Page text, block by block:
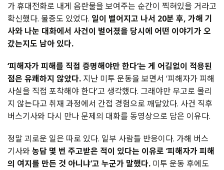
가 휴대전화로 내게 음란물을 보여주는 순간이 찍혀있을 거라고
확신했다. 물증도 있었다. 일이 벌어지고 나서 20분 후, 가해 기
사와 나눈 대화에서 사건이 벌어졌을 당시에 어떤 이야기가 오
갔는지도 남아 있다.
‘피해자가 피해를 직접 증명해야만 한다‘는 게 어김없이 적용된
점은 유쾌하지 않았다. 지난 미투 운동을 보면서 ‘피해자가 피해
사실을 직접 포착해야 한다’고 생각했다. 그래야만 무고로 몰리
지 않는다고 취재 과정에서 간접 경험으로 깨달았다. 사건 직후
버스기사와 다시 만나 문제의 대화를 동영상으로 담은 이유다.
정말 괴로운 일은 따로 있다. 일부 사람들 반응이다. 가해 버스
기사와 농담 몇 번 주고받은 적이 있다는 이유로 ‘피해자가 피해
의 여지를 만든 것 아니냐’고 누군가 말했다. 미투 운동 후에도